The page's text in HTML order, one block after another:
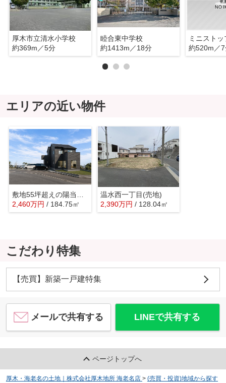
厚木市立清水小学校
約369m／5分
睦合東中学校
約1413m／18分
約520m／
エリアの近い物件
敷地55坪超えの陽当たりの良好な土地♪建築条件相談できます。
2,460万円 / 184.75㎡
温水西一丁目(売地)
2,390万円 / 128.04㎡
こだわり特集
【売買】新築一戸建特集
メールで共有する LINEで共有する
ページトップへ
厚木・海老名の土地｜株式会社厚木地所 海老名店 > (売買・投資)地域から探す